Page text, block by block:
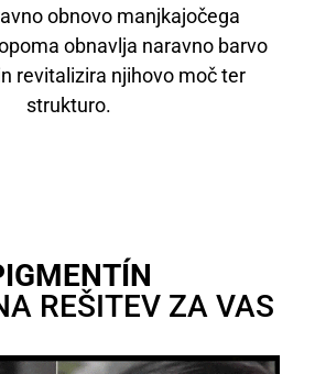
obnovo manjkajočega
obnavlja naravno barvo
revitalizira njihovo moč ter
strukturo.
REŠITEV ZA VAS